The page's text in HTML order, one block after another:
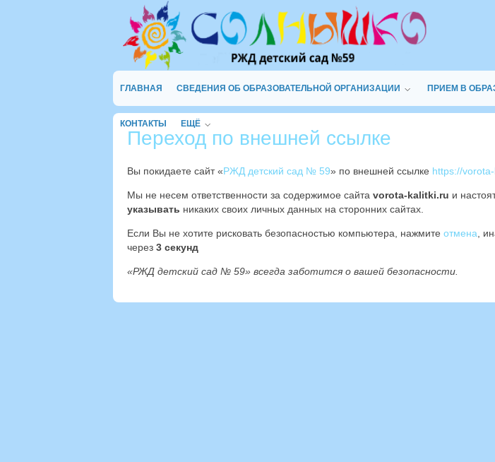
ГЛАВНАЯ СВЕДЕНИЯ ОБ ОБРАЗОВАТЕЛЬНОЙ ОРГАНИЗАЦИИ ПРИЕМ В
КОНТАКТЫ ЕЩЁ
Переход по внешней ссылке
Вы покидаете сайт «РЖД детский сад № 59» по внешней ссылке https://
Мы не несем ответственности за содержимое сайта vorota-kalitki.ru и
указывать никаких своих личных данных на сторонних сайтах.
Если Вы не хотите рисковать безопасностью компьютера, нажмите отмена ,
через 2 секунд
«РЖД детский сад № 59» всегда заботится о вашей безопасности.